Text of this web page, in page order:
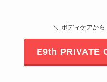
＼ ボディケアか
E9th PRIVATE